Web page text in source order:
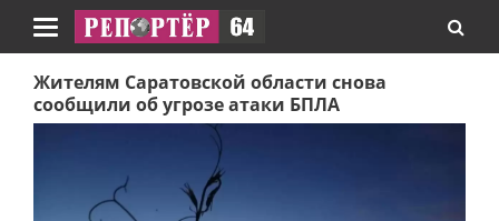
Навигация
Жителям Саратовской области снова
сообщили об угрозе атаки БПЛА